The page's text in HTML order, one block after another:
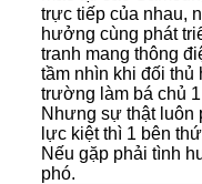
trực tiếp của nhau,
hưởng cùng phát
tranh mang thông
tầm nhìn khi đối thủ
trường làm bá chủ
Nhưng sự thật luôn
lực kiệt thì 1 bên
Nếu gặp phải tình
phó.